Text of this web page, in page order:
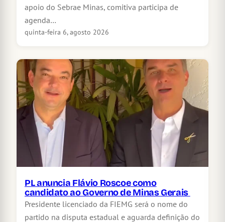
apoio do Sebrae Minas, comitiva participa de
agenda…
quinta-feira 6, agosto 2026
PL anuncia Flávio Roscoe como
candidato ao Governo de Minas Gerais
Presidente licenciado da FIEMG será o nome do
partido na disputa estadual e aguarda definição do